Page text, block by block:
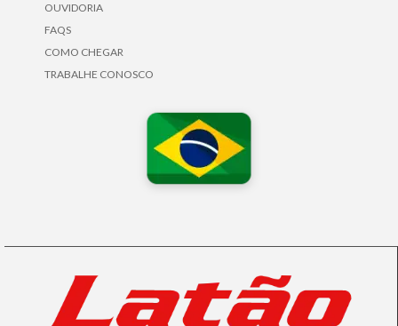
OUVIDORIA
FAQS
COMO CHEGAR
TRABALHE CONOSCO